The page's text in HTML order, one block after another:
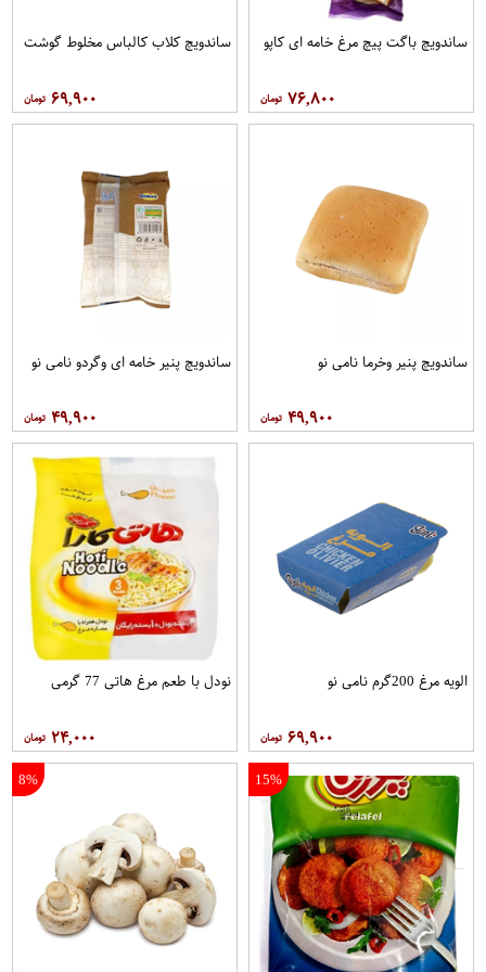
ساندویچ باگت پیچ مرغ خامه ای کاپو
۷۶,۸۰۰
ساندویچ کلاب کالباس مخلوط گوشت
۶۹,۹۰۰
ساندویچ پنیر وخرما نامی نو
۴۹,۹۰۰
ساندویچ پنیر خامه ای وگردو نامی نو
۴۹,۹۰۰
الویه مرغ 200گرم نامی نو
۶۹,۹۰۰
نودل با طعم مرغ هاتی 77 گرمی
۲۴,۰۰۰
15%
8%